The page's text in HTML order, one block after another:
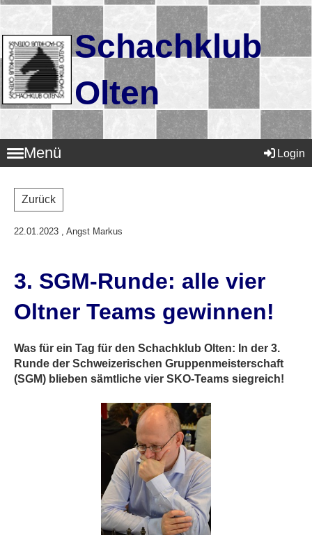
Schachklub
Olten
Menü Login
Zurück
22.01.2023 , Angst Markus
3. SGM-Runde: alle vier
Oltner Teams gewinnen!
Was für ein Tag für den Schachklub Olten: In der 3.
Runde der Schweizerischen Gruppenmeisterschaft
(SGM) blieben sämtliche vier SKO-Teams siegreich!